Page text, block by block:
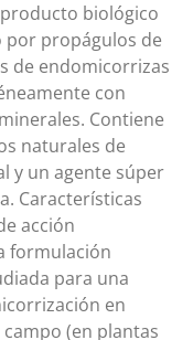
producto biológico
propágulos de
de endomicorrizas
con
Contiene
naturales de
y un agente súper
Características
acción
formulación
para una
en
(en plantas